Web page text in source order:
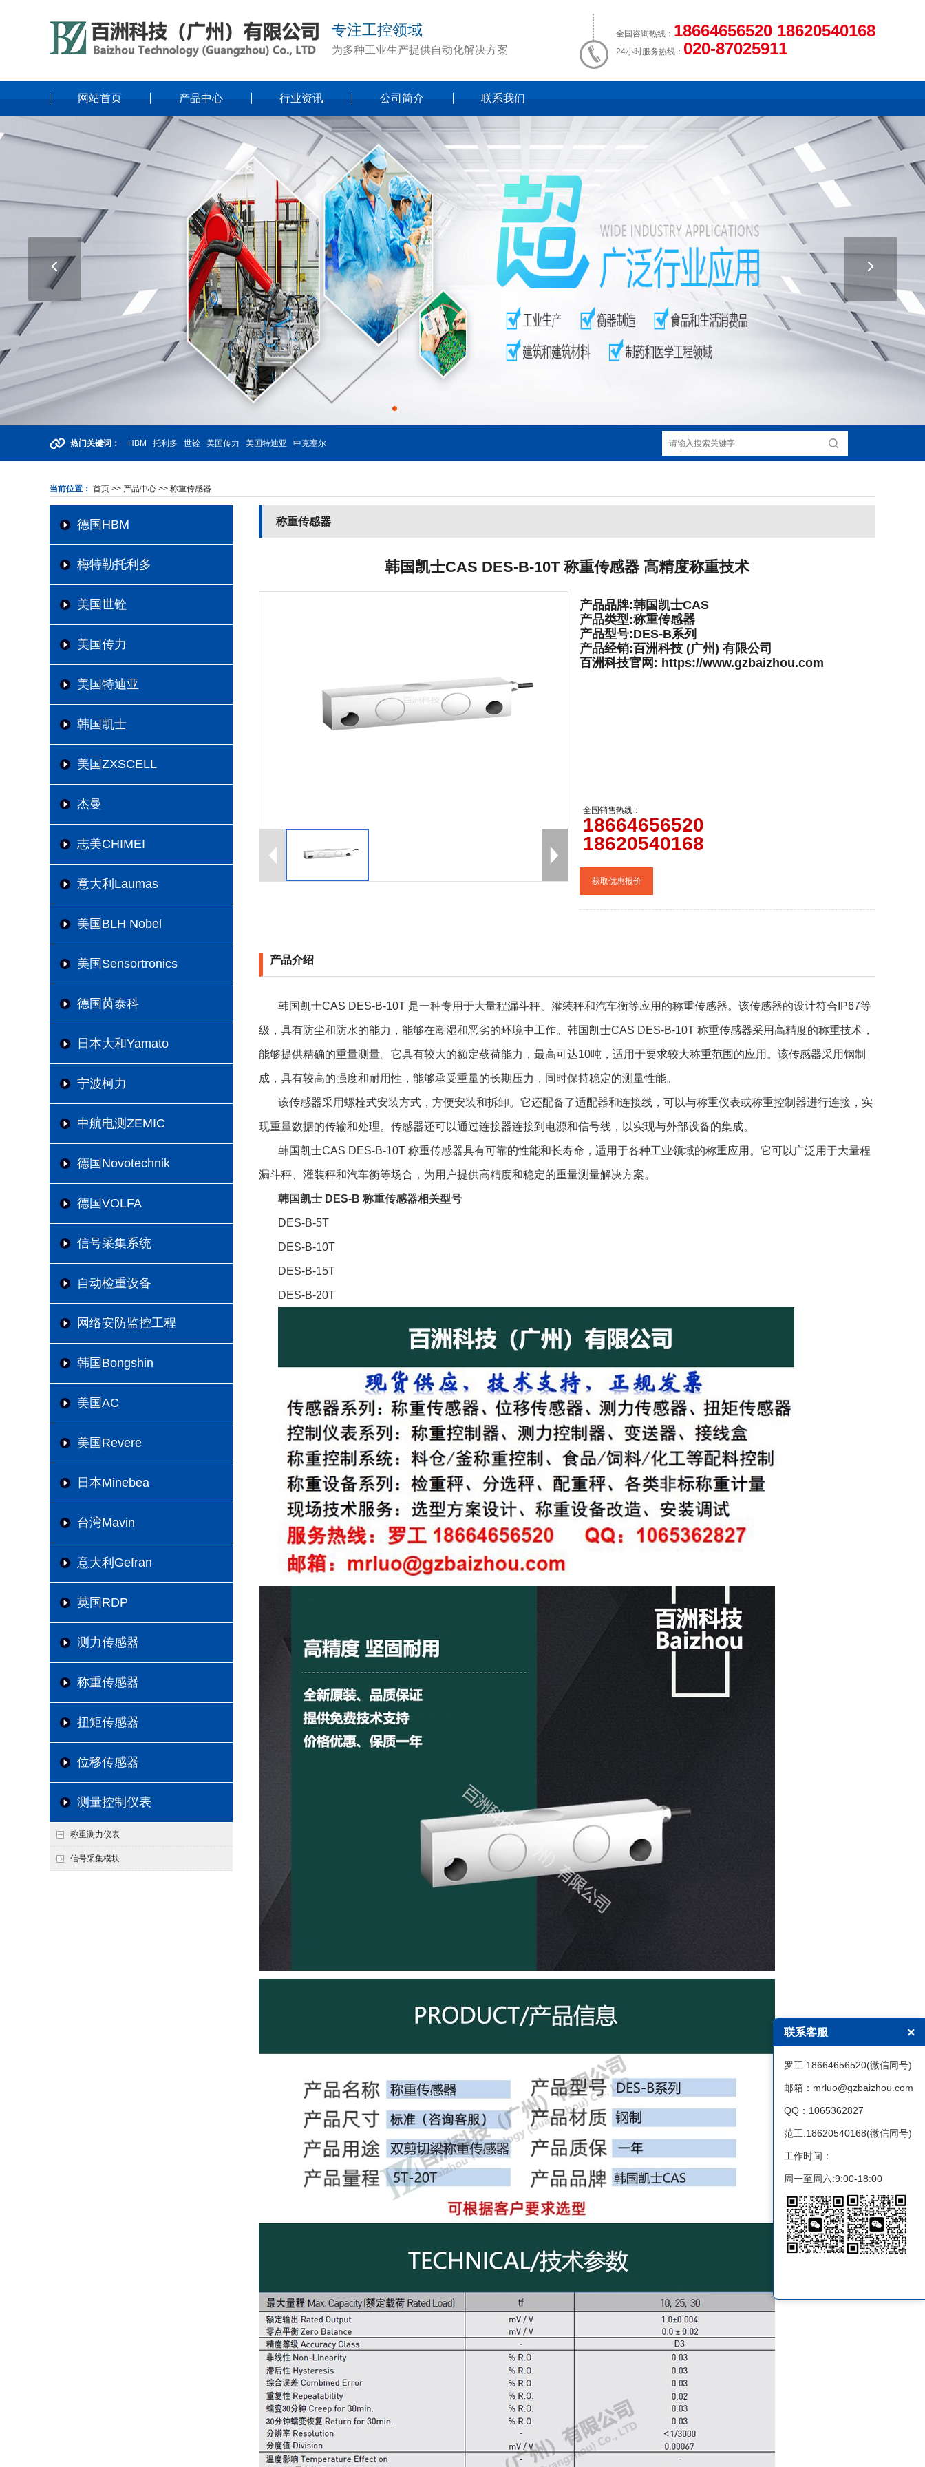
专注工控领域
为多种工业生产提供自动化解决方案
全国咨询热线： 18664656520 18620540168
24小时服务热线： 020-87025911
网站首页 产品中心 行业资讯 公司简介 联系我们
热门关键词： HBM 托利多 世铨 美国传力 美国特迪亚 中克塞尔
当前位置： 首页 >> 产品中心 >> 称重传感器
德国HBM
梅特勒托利多
美国世铨
美国传力
美国特迪亚
韩国凯士
美国ZXSCELL
杰曼
志美CHIMEI
意大利Laumas
美国BLH Nobel
美国Sensortronics
德国茵泰科
日本大和Yamato
宁波柯力
中航电测ZEMIC
德国Novotechnik
德国VOLFA
信号采集系统
自动检重设备
网络安防监控工程
韩国Bongshin
美国AC
美国Revere
日本Minebea
台湾Mavin
意大利Gefran
英国RDP
测力传感器
称重传感器
扭矩传感器
位移传感器
测量控制仪表
称重测力仪表
信号采集模块
称重传感器
韩国凯士CAS DES-B-10T 称重传感器 高精度称重技术
产品品牌:韩国凯士CAS
产品类型:称重传感器
产品型号:DES-B系列
产品经销:百洲科技 (广州) 有限公司
百洲科技官网: https://www.gzbaizhou.com
全国销售热线：
18664656520
18620540168
获取优惠报价
产品介绍
韩国凯士CAS DES-B-10T 是一种专用于大量程漏斗秤、灌装秤和汽车衡等应用的称重传感器。该传感器的设计符合IP67等
级，具有防尘和防水的能力，能够在潮湿和恶劣的环境中工作。 韩国凯士CAS DES-B-10T 称重传感器采用高精度的称重技术，
能够提供精确的重量测量。它具有较大的额定载荷能力，最高可达10吨，适用于要求较大称重范围的应用。该传感器采用钢制
成，具有较高的强度和耐用性，能够承受重量的长期压力，同时保持稳定的测量性能。
该传感器采用螺栓式安装方式，方便安装和拆卸。它还配备了适配器和连接线，可以与称重仪表或称重控制器进行连接，实
现重量数据的传输和处理。传感器还可以通过连接器连接到电源和信号线，以实现与外部设备的集成。
韩国凯士CAS DES-B-10T 称重传感器具有可靠的性能和长寿命，适用于各种工业领域的称重应用。它可以广泛用于大量程
漏斗秤、灌装秤和汽车衡等场合，为用户提供高精度和稳定的重量测量解决方案。
韩国凯士 DES-B 称重传感器相关型号
DES-B-5T
DES-B-10T
DES-B-15T
DES-B-20T
联系客服 ×
罗工:18664656520(微信同号)
邮箱：mrluo@gzbaizhou.com
QQ：1065362827
范工:18620540168(微信同号)
工作时间：
周一至周六:9:00-18:00